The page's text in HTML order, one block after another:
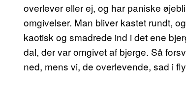
overlever eller ej, og har paniske
omgivelser. Man bliver kastet rundt,
kaotisk og smadrede ind i det ene
dal, der var omgivet af bjerge. Så
ned, mens vi, de overlevende, sad i